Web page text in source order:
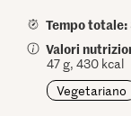
Tempo totale:
Valori
47 g, 430 kcal
Vegetariano